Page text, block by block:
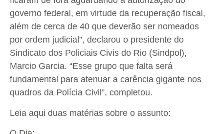
governo federal, em virtude da recuperação fiscal,
além de cerca de 40 que deverão ser nomeados
por ordem judicial”, declarou o presidente do
Sindicato dos Policiais Civis do Rio (Sindpol),
Marcio Garcia. “Esse grupo que falta será
fundamental para atenuar a carência gigante nos
quadros da Polícia Civil”, completou.
Leia aqui duas matérias sobre o assunto: